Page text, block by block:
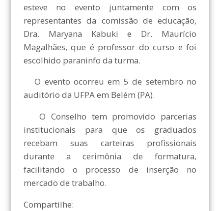
esteve no evento juntamente com os
representantes da comissão de educação,
Dra. Maryana Kabuki e Dr. Maurício
Magalhães, que é professor do curso e foi
escolhido paraninfo da turma.
O evento ocorreu em 5 de setembro no
auditório da UFPA em Belém (PA).
O Conselho tem promovido parcerias
institucionais para que os graduados
recebam suas carteiras profissionais
durante a cerimônia de formatura,
facilitando o processo de inserção no
mercado de trabalho.
Compartilhe: